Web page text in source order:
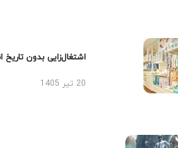
اشتغال‌زایی بدون تاریخ
20 تیر 1405